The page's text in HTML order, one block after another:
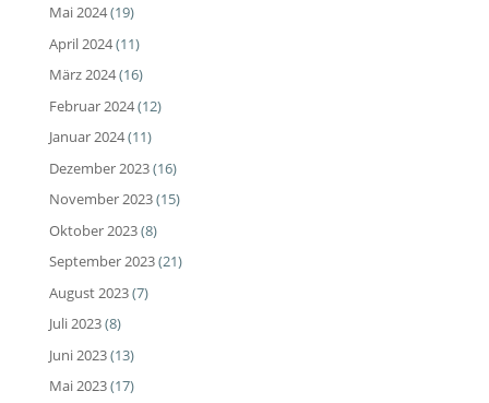
Mai 2024(19)
April 2024(11)
März 2024(16)
Februar 2024(12)
Januar 2024(11)
Dezember 2023(16)
November 2023(15)
Oktober 2023(8)
September 2023(21)
August 2023(7)
Juli 2023(8)
Juni 2023(13)
Mai 2023(17)